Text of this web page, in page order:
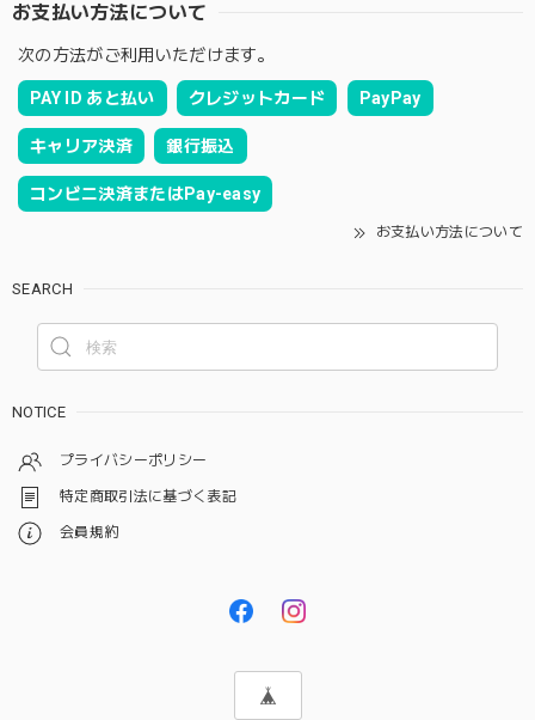
お支払い方法について
次の方法がご利用いただけます。
PAY ID あと払い クレジットカード PayPay
キャリア決済 銀行振込
コンビニ決済またはPay-easy
お支払い方法について
SEARCH
NOTICE
プライバシーポリシー
特定商取引法に基づく表記
会員規約